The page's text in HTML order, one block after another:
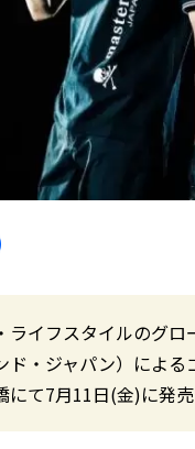
ライフスタイルのグ
ド・ジャパン）によ
にて7月11日(金)に発売